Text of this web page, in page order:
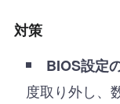
対策
BIOS設定
度取り外し、